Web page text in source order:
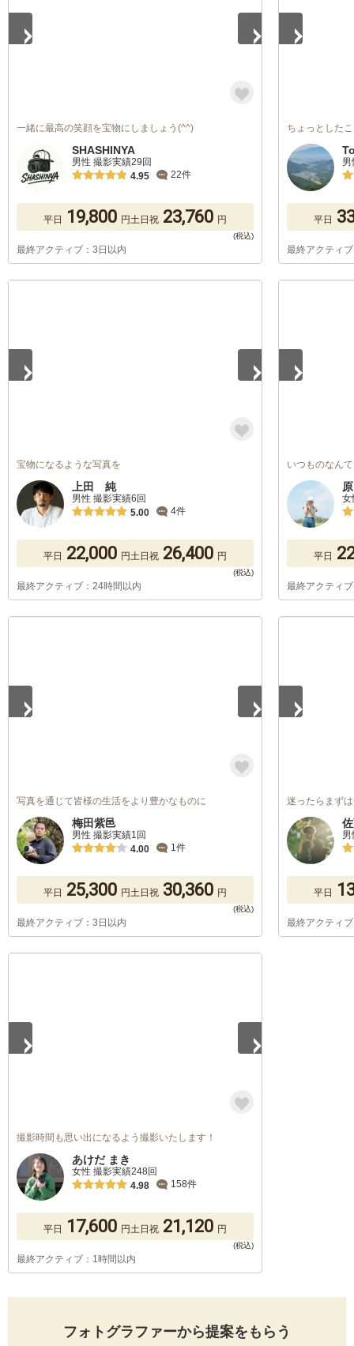
一緒に最高の笑顔を宝物にしましょう(^^)
SHASHINYA
男性 撮影実績29回
4.95
22件
平日 19,800 円土日祝 23,760 円
最終アクティブ：3日以内
ちょっとした
平日
最終アクティ
宝物になるような写真を
上田 純
男性 撮影実績6回
5.00
4件
平日 22,000 円土日祝 26,400 円
最終アクティブ：24時間以内
いつものなん
女
平日
最終アクティ
写真を通じて皆様の生活をより豊かなものに
梅田紫邑
男性 撮影実績1回
4.00
1件
平日 25,300 円土日祝 30,360 円
最終アクティブ：3日以内
迷ったらまず
平日
最終アクティ
撮影時間も思い出になるよう撮影いたします！
あけだ まき
女性 撮影実績248回
4.98
158件
平日 17,600 円土日祝 21,120 円
最終アクティブ：1時間以内
フォトグラファーから提案をもらう